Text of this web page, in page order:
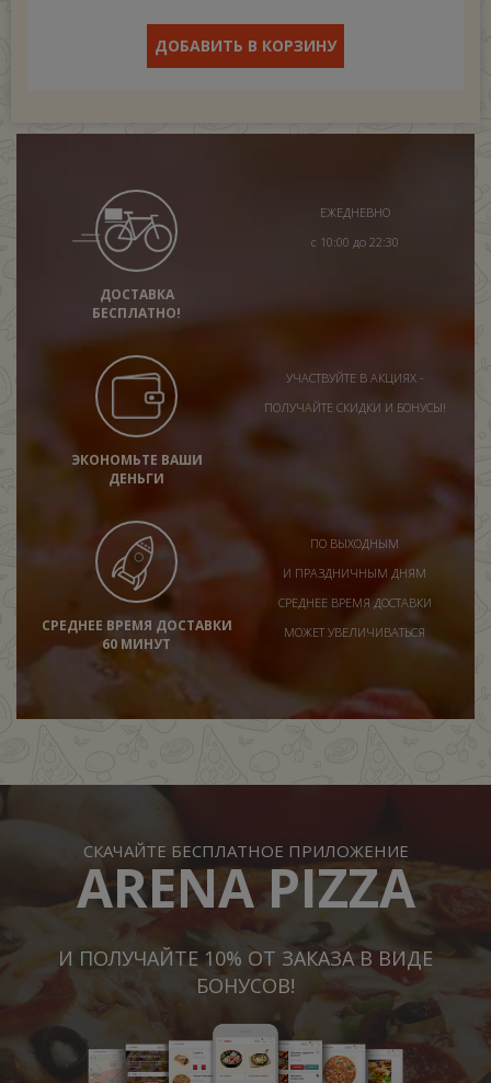
ДОБАВИТЬ В КОРЗИНУ
ДОСТАВКА
БЕСПЛАТНО!
ЕЖЕДНЕВНО
с 10:00 до 22:30
ЭКОНОМЬТЕ ВАШИ
ДЕНЬГИ
УЧАСТВУЙТЕ В АКЦИЯХ -
ПОЛУЧАЙТЕ СКИДКИ И БОНУСЫ!
СРЕДНЕЕ ВРЕМЯ ДОСТАВКИ
60 МИНУТ
ПО ВЫХОДНЫМ
И ПРАЗДНИЧНЫМ ДНЯМ
СРЕДНЕЕ ВРЕМЯ ДОСТАВКИ
МОЖЕТ УВЕЛИЧИВАТЬСЯ
СКАЧАЙТЕ БЕСПЛАТНОЕ ПРИЛОЖЕНИЕ
ARENA PIZZA
И ПОЛУЧАЙТЕ 10% ОТ ЗАКАЗА В ВИДЕ
БОНУСОВ!